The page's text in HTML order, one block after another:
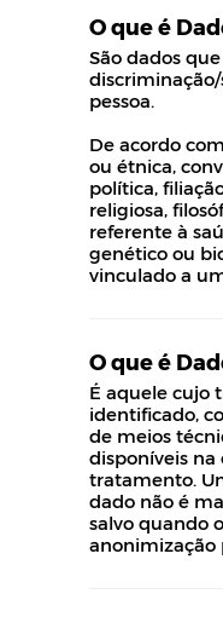
O que é
São dados
pessoa.
De acordo
ou étnica,
política,
religiosa,
referente à
genético ou
vinculado a
O que é
É aquele cujo
identificado,
de meios
disponíveis na
tratamento.
dado não é
salvo quando
anonimização